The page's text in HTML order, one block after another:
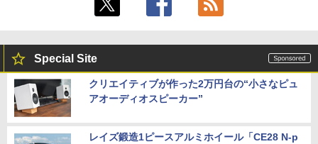
Special Site
クリエイティブが作った2万円台の“小さなピュ
アオーディオスピーカー”
レイズ鍛造1ピースアルミホイール「CE28 N-p